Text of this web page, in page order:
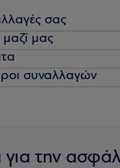
σας
μαζί μας
συναλλαγών
την